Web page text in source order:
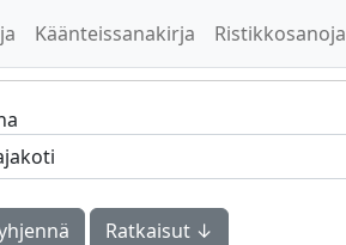
Käänteissanakirja Ristikkosanoja
Ratkaisut ↓